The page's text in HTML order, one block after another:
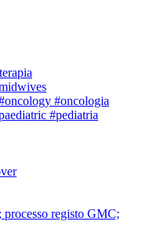
#oncologia
#pediatria
processo registo GMC;